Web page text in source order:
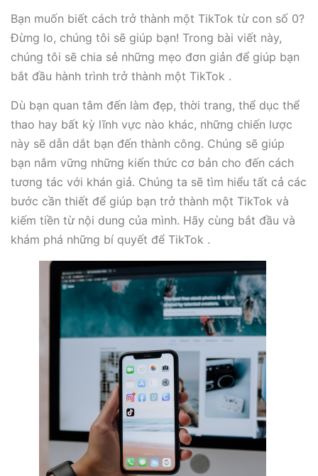
Bạn muốn biết cách trở thành một TikTok từ con số 0?
Đừng lo, chúng tôi sẽ giúp bạn! Trong bài viết này,
chúng tôi sẽ chia sẻ những mẹo đơn giản để giúp bạn
bắt đầu hành trình trở thành một TikTok .
Dù bạn quan tâm đến làm đẹp, thời trang, thể dục thể
thao hay bất kỳ lĩnh vực nào khác, những chiến lược
này sẽ dẫn dắt bạn đến thành công. Chúng sẽ giúp
bạn nắm vững những kiến thức cơ bản cho đến cách
tương tác với khán giả. Chúng ta sẽ tìm hiểu tất cả các
bước cần thiết để giúp bạn trở thành một TikTok và
kiếm tiền từ nội dung của mình. Hãy cùng bắt đầu và
khám phá những bí quyết để TikTok .